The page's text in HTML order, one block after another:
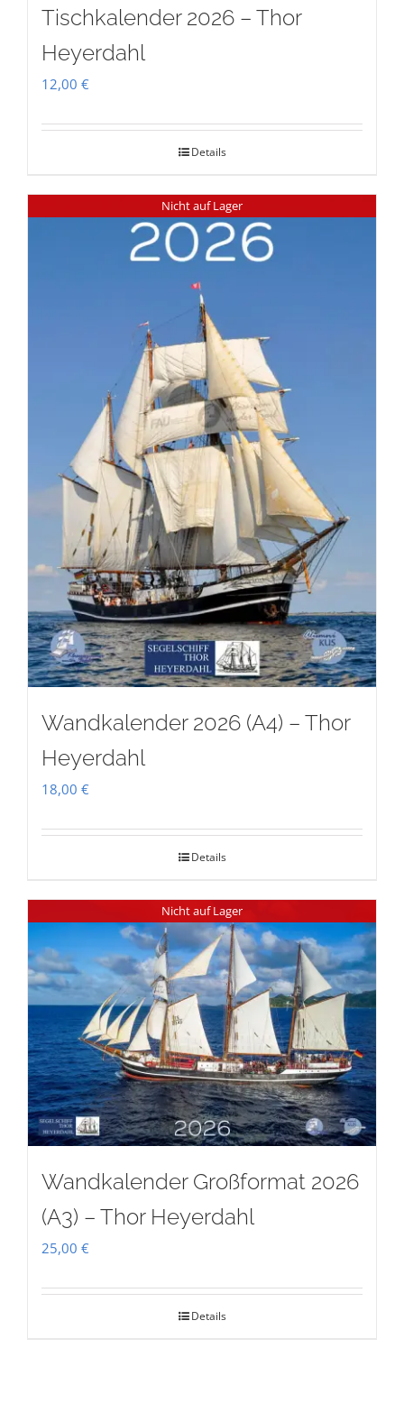
Tischkalender 2026 – Thor
Heyerdahl
12,00 €
Details
Nicht auf Lager
Wandkalender 2026 (A4) – Thor
Heyerdahl
18,00 €
Details
Nicht auf Lager
Wandkalender Großformat 2026
(A3) – Thor Heyerdahl
25,00 €
Details